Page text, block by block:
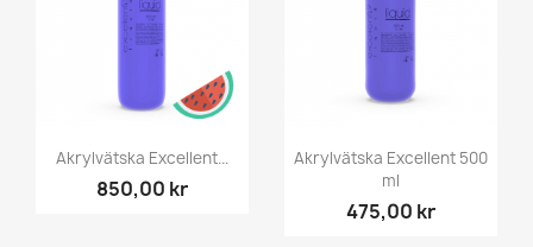
Akrylvätska Excellent...
850,00 kr
Akrylvätska Excellent 500
ml
475,00 kr